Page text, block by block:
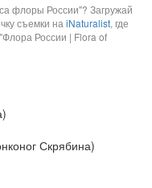
флоры России"? Загружай
съемки на iNaturalist, где
России | Flora of
Скрябина)